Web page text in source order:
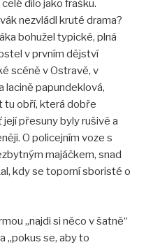
dílo jako frašku.
nezvládl kruté drama?
bohužel typické, plná
v prvním dějství
scéně v Ostravě, v
lacině papundeklová,
tu obří, která dobře
přesuny byly rušivé a
O policejním voze s
majáčkem, snad
kdy se toporní sboristé o
„najdi si něco v šatně“
„pokus se, aby to